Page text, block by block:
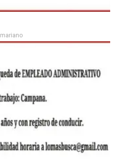
mariano